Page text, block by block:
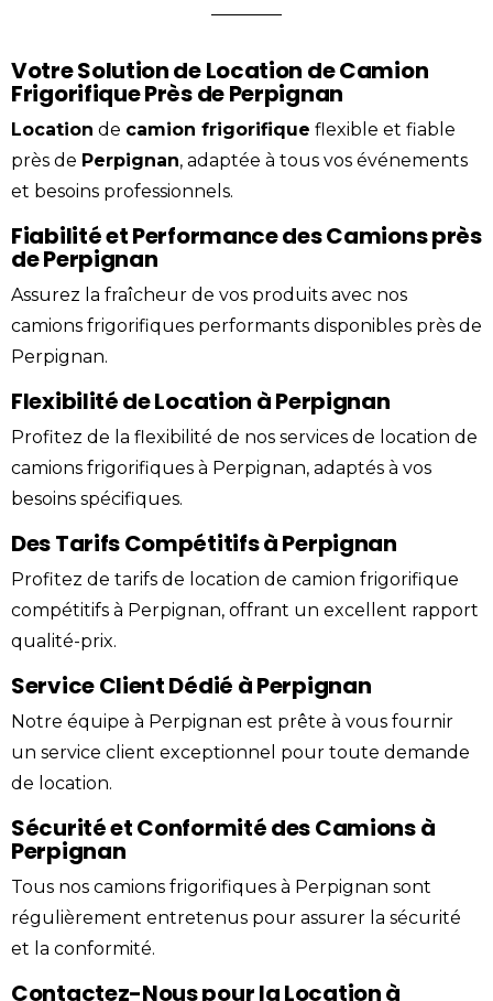
Votre Solution de Location de Camion
Frigorifique Près de Perpignan
Location de camion frigorifique flexible et fiable
près de Perpignan, adaptée à tous vos événements
et besoins professionnels.
Fiabilité et Performance des Camions près
de Perpignan
Assurez la fraîcheur de vos produits avec nos
camions frigorifiques performants disponibles près de
Perpignan.
Flexibilité de Location à Perpignan
Profitez de la flexibilité de nos services de location de
camions frigorifiques à Perpignan, adaptés à vos
besoins spécifiques.
Des Tarifs Compétitifs à Perpignan
Profitez de tarifs de location de camion frigorifique
compétitifs à Perpignan, offrant un excellent rapport
qualité-prix.
Service Client Dédié à Perpignan
Notre équipe à Perpignan est prête à vous fournir
un service client exceptionnel pour toute demande
de location.
Sécurité et Conformité des Camions à
Perpignan
Tous nos camions frigorifiques à Perpignan sont
régulièrement entretenus pour assurer la sécurité
et la conformité.
Contactez-Nous pour la Location à